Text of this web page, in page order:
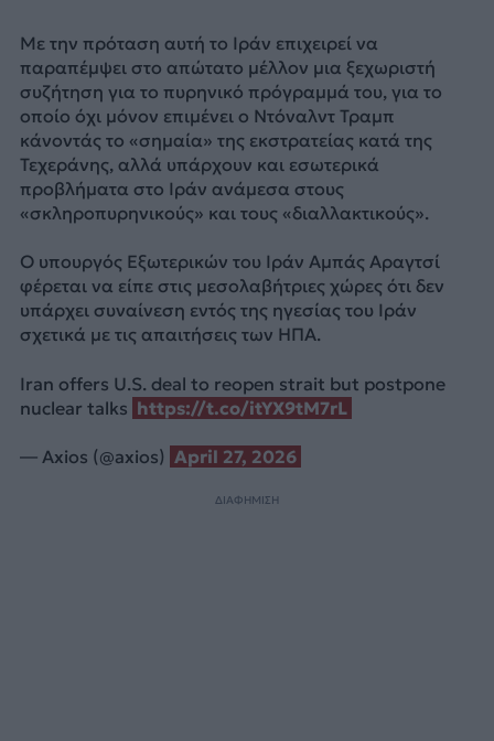
Με την πρόταση αυτή το Ιράν επιχειρεί να
παραπέμψει στο απώτατο μέλλον μια ξεχωριστή
συζήτηση για το πυρηνικό πρόγραμμά του, για το
οποίο όχι μόνον επιμένει ο Ντόναλντ Τραμπ
κάνοντάς το «σημαία» της εκστρατείας κατά της
Τεχεράνης, αλλά υπάρχουν και εσωτερικά
προβλήματα στο Ιράν ανάμεσα στους
«σκληροπυρηνικούς» και τους «διαλλακτικούς».
Ο υπουργός Εξωτερικών του Ιράν Αμπάς Αραγτσί
φέρεται να είπε στις μεσολαβήτριες χώρες ότι δεν
υπάρχει συναίνεση εντός της ηγεσίας του Ιράν
σχετικά με τις απαιτήσεις των ΗΠΑ.
Iran offers U.S. deal to reopen strait but postpone
nuclear talks https://t.co/itYX9tM7rL
— Axios (@axios) April 27, 2026
ΔΙΑΦΗΜΙΣΗ